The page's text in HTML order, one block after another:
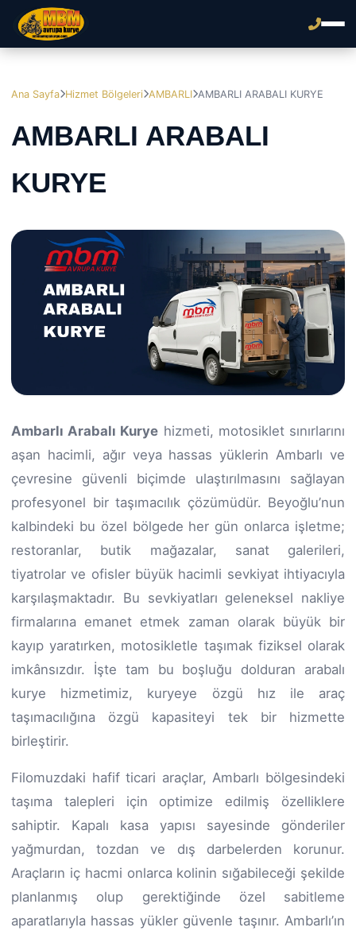
Ana Sayfa Hizmet Bölgeleri AMBARLI AMBARLI ARABALI KURYE
AMBARLI ARABALI
KURYE
Ambarlı Arabalı Kurye hizmeti, motosiklet sınırlarını
aşan hacimli, ağır veya hassas yüklerin Ambarlı ve
çevresine güvenli biçimde ulaştırılmasını sağlayan
profesyonel bir taşımacılık çözümüdür. Beyoğlu’nun
kalbindeki bu özel bölgede her gün onlarca işletme;
restoranlar, butik mağazalar, sanat galerileri,
tiyatrolar ve ofisler büyük hacimli sevkiyat ihtiyacıyla
karşılaşmaktadır. Bu sevkiyatları geleneksel nakliye
firmalarına emanet etmek zaman olarak büyük bir
kayıp yaratırken, motosikletle taşımak fiziksel olarak
imkânsızdır. İşte tam bu boşluğu dolduran arabalı
kurye hizmetimiz, kuryeye özgü hız ile araç
taşımacılığına özgü kapasiteyi tek bir hizmette
birleştirir.
Filomuzdaki hafif ticari araçlar, Ambarlı bölgesindeki
taşıma talepleri için optimize edilmiş özelliklere
sahiptir. Kapalı kasa yapısı sayesinde gönderiler
yağmurdan, tozdan ve dış darbelerden korunur.
Araçların iç hacmi onlarca kolinin sığabileceği şekilde
planlanmış olup gerektiğinde özel sabitleme
aparatlarıyla hassas yükler güvenle taşınır. Ambarlı’ın